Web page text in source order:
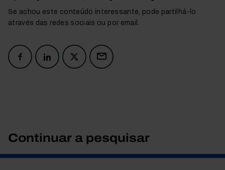
Se achou este conteúdo interessante, pode partilhá-lo
através das redes sociais ou por email.
Continuar a pesquisar